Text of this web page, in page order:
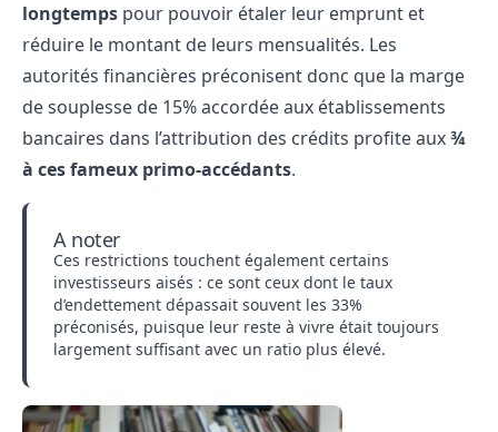
longtemps pour pouvoir étaler leur emprunt et
réduire le montant de leurs mensualités. Les
autorités financières préconisent donc que la marge
de souplesse de 15% accordée aux établissements
bancaires dans l’attribution des crédits profite aux¾
à ces fameux primo-accédants.
A noter
Ces restrictions touchent également certains
investisseurs aisés : ce sont ceux dont le taux
d’endettement dépassait souvent les 33%
préconisés, puisque leur reste à vivre était toujours
largement suffisant avec un ratio plus élevé.